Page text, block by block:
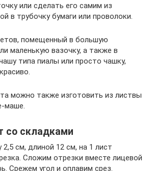
или сделать его самим из
в трубочку бумаги или проволоки.
помещенный в большую
маленькую вазочку, а также в
типа пиалы или просто чашку,
можно также изготовить из листвы
маше.
со складками
2,5 см, длиной 12 см, на 1 лист
Сложим отрезки вместе лицевой
Срежем угол и оплавим срез.